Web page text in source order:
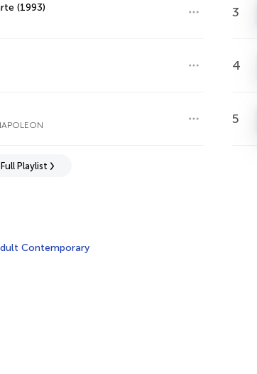
(1993)
Full Playlist
3
4
5
Contemporary